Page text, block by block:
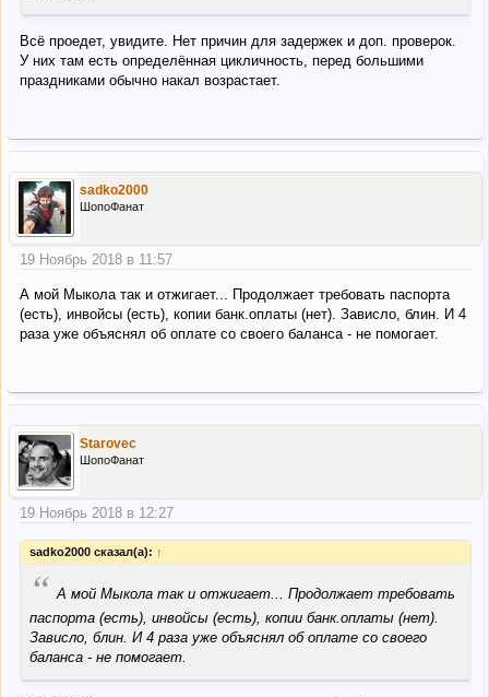
Всё проедет, увидите. Нет причин для задержек и доп. проверок.
У них там есть определённая цикличность, перед большими
праздниками обычно накал возрастает.
sadko2000
ШопоФанат
19 Ноябрь 2018 в 11:57
А мой Мыкола так и отжигает... Продолжает требовать паспорта
(есть), инвойсы (есть), копии банк.оплаты (нет). Зависло, блин. И 4
раза уже объяснял об оплате со своего баланса - не помогает.
Starovec
ШопоФанат
19 Ноябрь 2018 в 12:27
sadko2000 сказал(а): ↑
“ А мой Мыкола так и отжигает... Продолжает требовать
паспорта (есть), инвойсы (есть), копии банк.оплаты (нет).
Зависло, блин. И 4 раза уже объяснял об оплате со своего
баланса - не помогает.